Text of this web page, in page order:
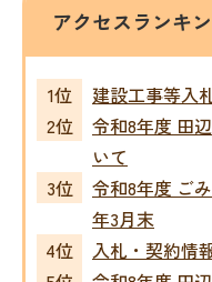
アクセスランキ
建設工事等入
令和8年度 田
いて
令和8年度 ご
年3月末
入札・契約情